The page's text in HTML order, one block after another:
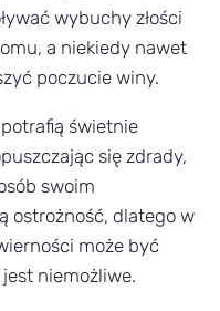
wybuchy złości
a niekiedy nawet
poczucie winy.
świetnie
się zdrady,
swoim
ostrożność, dlatego w
może być
niemożliwe.